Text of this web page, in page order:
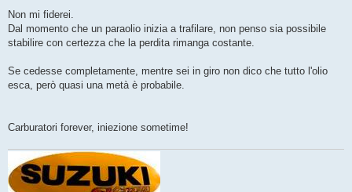
s
a
g
o
Non mi fiderei.
Dal momento che un paraolio inizia a trafilare, non penso sia possibile
stabilire con certezza che la perdita rimanga costante.
Se cedesse completamente, mentre sei in giro non dico che tutto l'olio
esca, però quasi una metà è probabile.
Carburatori forever, iniezione sometime!